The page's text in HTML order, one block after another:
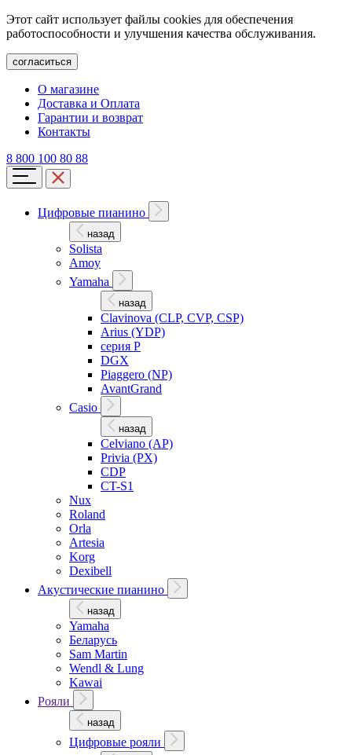
Этот сайт использует файлы cookies для обеспечения
работоспособности и улучшения качества обслуживания.
согласиться
О магазине
Доставка и Оплата
Гарантии и возврат
Контакты
8 800 100 80 88
Цифровые пианино
назад
Solista
Amoy
Yamaha
назад
Clavinova (CLP, CVP, CSP)
Arius (YDP)
серия P
DGX
Piaggero (NP)
AvantGrand
Casio
назад
Celviano (AP)
Privia (PX)
CDP
CT-S1
Nux
Roland
Orla
Artesia
Korg
Dexibell
Акустические пианино
назад
Yamaha
Беларусь
Sam Martin
Wendl & Lung
Kawai
Рояли
назад
Цифровые рояли